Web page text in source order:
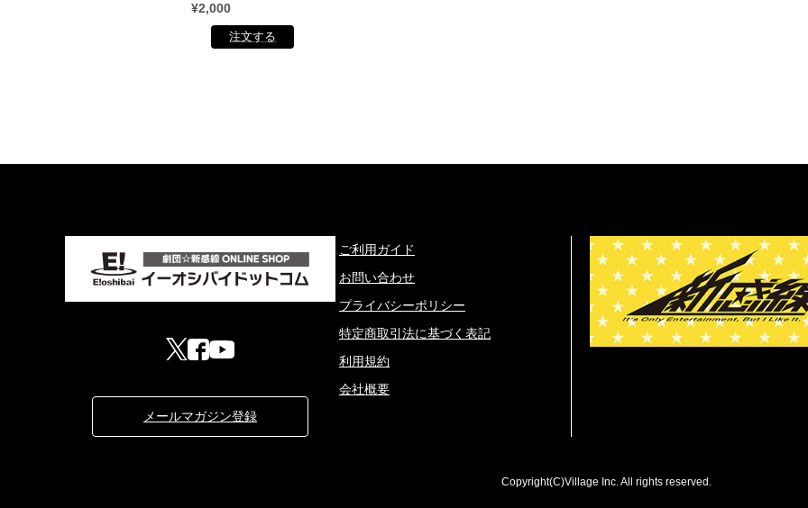
¥2,000
メールマガジン登録
ご利用ガイド
お問い合わせ
プライバシーポリシー
特定商取引法に基づく表記
利用規約
会社概要
Copyright(C)Village Inc. All rights reserved.